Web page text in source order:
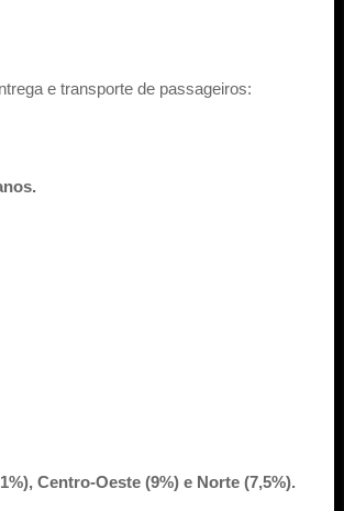
e transporte de passageiros:
Centro-Oeste (9%) e Norte (7,5%).